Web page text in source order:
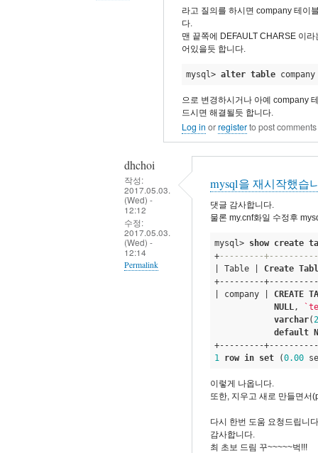
dhchoi
라고 질의를 하시면 company 테이
다.
맨 끝쪽에 DEFAULT CHARSE 이
어있을듯 합니다.
mysql> alter table
으로 변경하시거나 아예 company
드시면 해결될듯 합니다.
Log in orregisterto post comments
dhchoi
작성:
2017.05.03.
(Wed) -
12:12
수정:
2017.05.03.
(Wed) -
12:14
Permalink
mysql을 재시작했습
댓글 감사합니다.
물론 my.cnf화일 수정후
mysql> show create
+---------
| Table | Create
+---------
| company | CREATE
NULL ,
varchar(
default
1 row in set (0.00
이렇게 나옵니다.
또한, 지우고 새로 만들면
다시 한번 도움 요청드립니
감사합니다.
최 초보 드림 꾸~~~~~벅!!!